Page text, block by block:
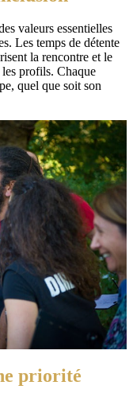
valeurs essentielles
Les temps de détente
la rencontre et le
les profils. Chaque
quel que soit son
priorité